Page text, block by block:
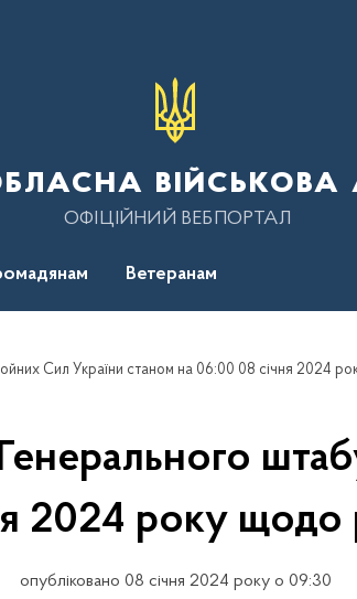
військова
ОФІЦІЙНИЙ ВЕБПОРТАЛ
Ветеранам
2024 року щодо
опубліковано 08 січня 2024 року о 09:30